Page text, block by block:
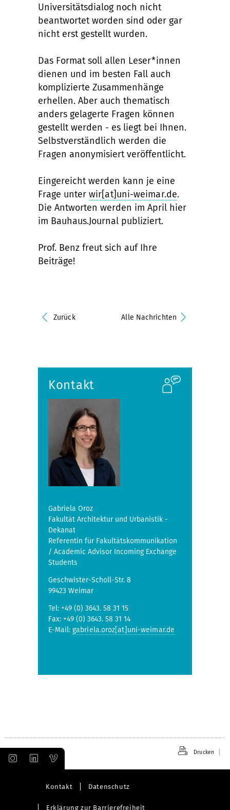
Universitätsdialog noch nicht
beantwortet worden sind oder gar
nicht erst gestellt wurden.
Das Format soll allen Leser*innen
dienen und im besten Fall auch
komplizierte Zusammenhänge
erhellen. Aber auch thematisch
anders gelagerte Fragen können
gestellt werden - es liegt bei Ihnen.
Selbstverständlich werden die
Fragen anonymisiert veröffentlicht.
Eingereicht werden kann je eine
Frage unter wir[at]uni-weimar.de.
Die Antworten werden im April hier
im Bauhaus.Journal publiziert.
Prof. Benz freut sich auf Ihre
Beiträge!
Zurück Alle Nachrichten
Kontakt
Gabriela Oroz
Fakultät Architektur und Urbanistik -
Dekanat
Referentin für Fakultätskommunikation
/ Academic Advisor Incoming Exchange
Students
Geschwister-Scholl-Str. 8
99423 Weimar
Tel: +49 (0) 3643. 58 31 15
Fax: +49 (0) 3643. 58 31 14
E-Mail: gabriela.oroz[at]uni-weimar.de
Drucken
Kontakt Datenschutz
Erklärung zur Barrierefreiheit